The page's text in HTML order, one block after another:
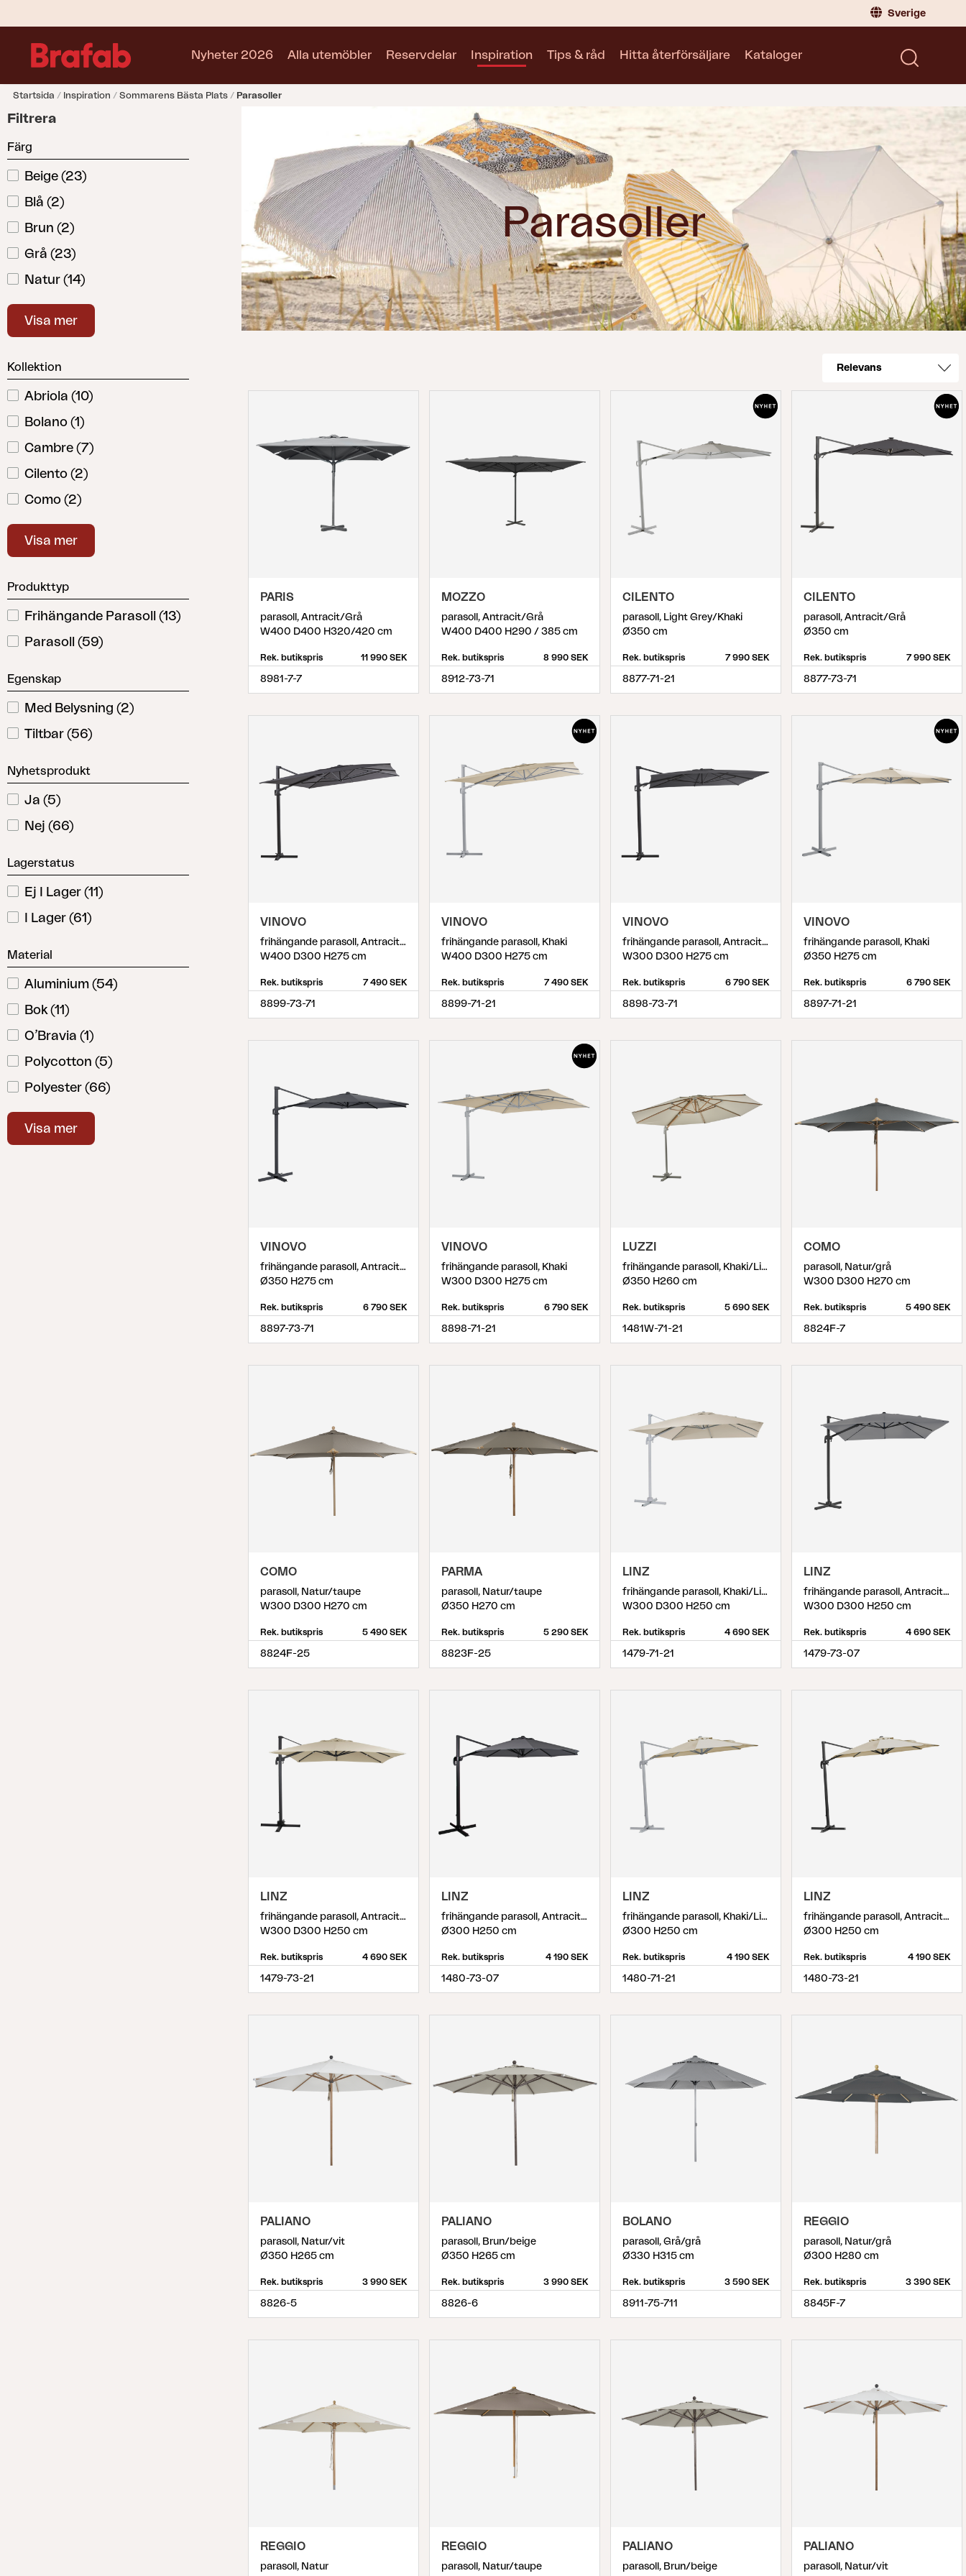
Sverige
Privatperson
Global Global
Denmark
Frankrike|
Byt till Återförsäljare
Nyheter 2026 Alla utemöbler
Café sets
Soffa
Fåtölj
Stol
Utekök
Vilsäng
Hammock
Parasoll
Accessoar
Dyna
Möbelskydd
Underhållsprodukter
Set
Se alla kollektioner
Motty Blixt Trolly
Kelia
Kataloger
Läs våra kataloger
Reservdelar Inspiration Tips & råd Hitta återförsäljare Kataloger
Startsida Inspiration Sommarens Bästa Plats Parasoller
Filtrera
Färg
Beige (23)
Blå (2)
Brun (2)
Grå (23)
Natur (14)
Röd(1)
Visa mer
Kollektion
Abriola (10)
Bolano (1)
Cambre (7)
Cilento (2)
Como (2)
Follina(5)
Luzzi(1)
Paris(
Parma(1)
Poppi( 9)
Shanghai(6)
Trieste
Vinovo
(
Visa mer
Produkttyp
Frihängande Parasoll (13)
Parasoll
(59)
Egenskap
Med Belysning (2)
Tiltbar (56)
Nyhetsprodukt
Ja (5)
Nej (66)
Lagerstatus
Ej I Lager (11)
I Lager (61)
Material
Aluminium (54)
Bok (11)
O’Bravia (1)
Polycotton (5)
Polyester (66)
Stål(11)
Visa mer
Parasoller
PARIS
parasoll, Antracit/Grå
W400 D400 H320/420 cm
Rek. butikspris 11 990 SEK
8981-7-7
MOZZO
parasoll, Antracit/Grå
W400 D400 H290 / 385 cm
Rek. butikspris 8 990 SEK
8912-73-71
CILENTO
parasoll, Light Grey/Khaki
Ø350 cm
Rek. butikspris 7 990 SEK
8877-71-21
CILENTO
parasoll, Antracit/Grå
Ø350 cm
Rek. butikspris 7 990 SEK
8877-73-71
VINOVO
frihängande parasoll, Antracit/Grå
W400 D300 H275 cm
Rek. butikspris 7 490 SEK
8899-73-71
VINOVO
frihängande parasoll, Khaki
W400 D300 H275 cm
Rek. butikspris 7 490 SEK
8899-71-21
VINOVO
frihängande parasoll, Antracit/Grå
W300 D300 H275 cm
Rek. butikspris 6 790 SEK
8898-73-71
VINOVO
frihängande parasoll, Khaki
Ø350 H275 cm
Rek. butikspris 6 790 SEK
8897-71-21
VINOVO
frihängande parasoll, Antracit/Grå
Ø350 H275 cm
Rek. butikspris 6 790 SEK
8897-73-71
VINOVO
frihängande parasoll, Khaki
W300 D300 H275 cm
Rek. butikspris 6 790 SEK
8898-71-21
LUZZI
frihängande parasoll, Khaki/Light Grey
Ø350 H260 cm
Rek. butikspris 5 690 SEK
1481W-71-21
COMO
parasoll, Natur/grå
W300 D300 H270 cm
Rek. butikspris 5 490 SEK
8824F-7
COMO
parasoll, Natur/taupe
W300 D300 H270 cm
Rek. butikspris 5 490 SEK
8824F-25
PARMA
parasoll, Natur/taupe
Ø350 H270 cm
Rek. butikspris 5 290 SEK
8823F-25
LINZ
frihängande parasoll, Khaki/Light Grey
W300 D300 H250 cm
Rek. butikspris 4 690 SEK
1479-71-21
LINZ
frihängande parasoll, Antracit/Grå
W300 D300 H250 cm
Rek. butikspris 4 690 SEK
1479-73-07
LINZ
frihängande parasoll, Antracit/khaki
W300 D300 H250 cm
Rek. butikspris 4 690 SEK
1479-73-21
LINZ
frihängande parasoll, Antracit/Grå
Ø300 H250 cm
Rek. butikspris 4 190 SEK
1480-73-07
LINZ
frihängande parasoll, Khaki/Light Grey
Ø300 H250 cm
Rek. butikspris 4 190 SEK
1480-71-21
LINZ
frihängande parasoll, Antracit/khaki
Ø300 H250 cm
Rek. butikspris 4 190 SEK
1480-73-21
PALIANO
parasoll, Natur/vit
Ø350 H265 cm
Rek. butikspris 3 990 SEK
8826-5
PALIANO
parasoll, Brun/beige
Ø350 H265 cm
Rek. butikspris 3 990 SEK
8826-6
BOLANO
parasoll, Grå/grå
Ø330 H315 cm
Rek. butikspris 3 590 SEK
8911-75-711
REGGIO
parasoll, Natur/grå
Ø300 H280 cm
Rek. butikspris 3 390 SEK
8845F-7
REGGIO
parasoll, Natur
REGGIO
parasoll, Natur/taupe
PALIANO
parasoll, Brun/beige
PALIANO
parasoll, Natur/vit